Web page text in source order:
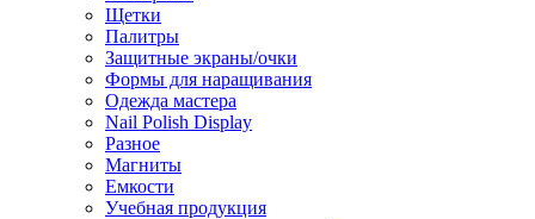
Щетки
Палитры
Защитные экраны/очки
Формы для наращивания
Одежда мастера
Nail Polish Display
Разное
Магниты
Емкости
Учебная продукция